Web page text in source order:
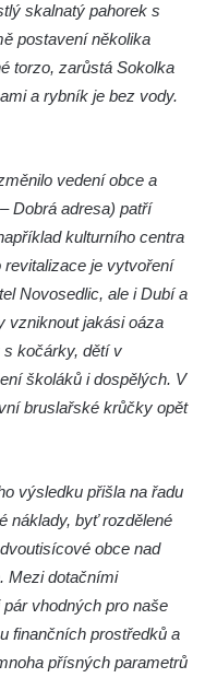
v
u
v
skalnatý pahorek s
postavení několika
torzo, zarůstá Sokolka
a rybník je bez vody.
vedení obce a
Dobrá adresa) patří
kulturního centra
je vytvoření
Novosedlic, ale i Dubí a
vzniknout jakási oáza
s kočárky, dětí v
školáků i dospělých. V
bruslařské krůčky opět
výsledku přišla na řadu
náklady, byť rozdělené
obce nad
Mezi dotačními
vhodných pro naše
finančních prostředků a
přísných parametrů